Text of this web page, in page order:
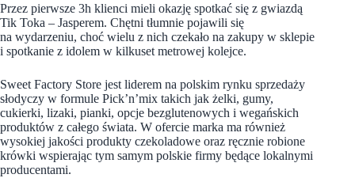
Przez pierwsze 3h klienci mieli okazję spotkać się z gwiazdą
Tik Toka – Jasperem. Chętni tłumnie pojawili się
na wydarzeniu, choć wielu z nich czekało na zakupy w sklepie
i spotkanie z idolem w kilkuset metrowej kolejce.
Sweet Factory Store jest liderem na polskim rynku sprzedaży
słodyczy w formule Pick’n’mix takich jak żelki, gumy,
cukierki, lizaki, pianki, opcje bezglutenowych i wegańskich
produktów z całego świata. W ofercie marka ma również
wysokiej jakości produkty czekoladowe oraz ręcznie robione
krówki wspierając tym samym polskie firmy będące lokalnymi
producentami.